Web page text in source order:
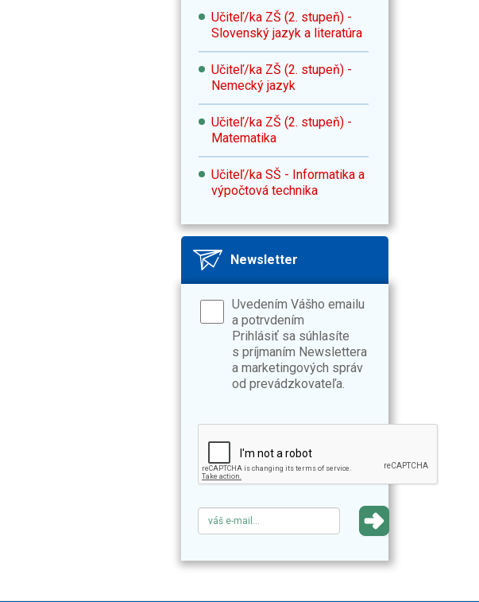
Učiteľ/ka ZŠ (2. stupeň) -
Slovenský jazyk a literatúra
Učiteľ/ka ZŠ (2. stupeň) -
Nemecký jazyk
Učiteľ/ka ZŠ (2. stupeň) -
Matematika
Učiteľ/ka SŠ - Informatika a
výpočtová technika
Newsletter
Uvedením Vášho emailu
a potrvdením
Prihlásiť sa súhlasíte
s príjmaním Newslettera
a marketingových správ
od prevádzkovateľa.